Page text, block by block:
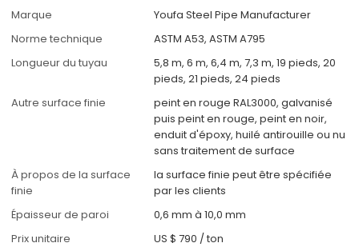
Marque
Youfa Steel Pipe Manufacturer
Norme technique
ASTM A53, ASTM A795
Longueur du tuyau
5,8 m, 6 m, 6,4 m, 7,3 m, 19 pieds, 20
pieds, 21 pieds, 24 pieds
Autre surface finie
peint en rouge RAL3000, galvanisé
puis peint en rouge, peint en noir,
enduit d'époxy, huilé antirouille ou nu
sans traitement de surface
À propos de la surface
finie
la surface finie peut être spécifiée
par les clients
Épaisseur de paroi
0,6 mm à 10,0 mm
Prix unitaire
US $ 790 /ton